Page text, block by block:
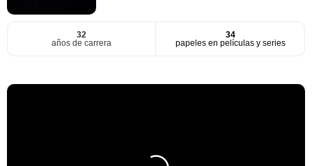
32
años de carrera
34
papeles en películas y series